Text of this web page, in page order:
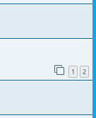
1 2